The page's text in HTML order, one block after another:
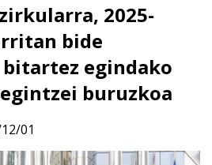
2025-
bide
egindako
buruzkoa
01